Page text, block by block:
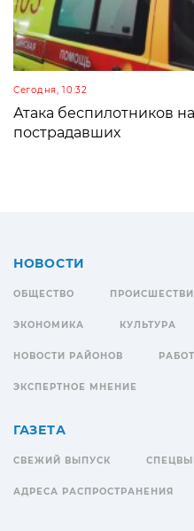
Сегодня, 10:32
Атака беспилотников
пострадавших
НОВОСТИ
ОБЩЕСТВО
ЭКОНОМИКА КУЛЬТУРА
НОВОСТИ РАЙОНОВ
ЭКСПЕРТНОЕ МНЕНИЕ
ГАЗЕТА
СВЕЖИЙ ВЫПУСК
АДРЕСА РАСПРОСТРАНЕНИЯ